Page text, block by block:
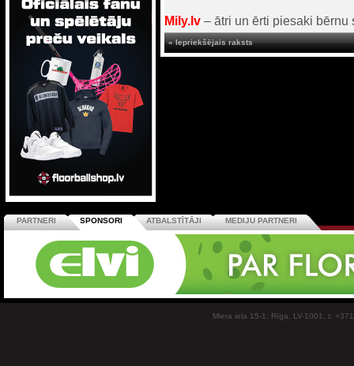
Mily.lv – ātri un ērti piesaki
« Iepriekšējais raksts
PARTNERI SPONSORI ATBALSTĪTĀJI MEDIJU PARTNERI
Miera iela 15-1, Rīga, LV-1001, t: